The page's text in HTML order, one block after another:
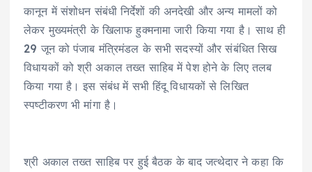
कानून में संशोधन संबंधी निर्देशों की अनदेखी और अन्य मामलों को
लेकर मुख्यमंत्री के खिलाफ हुक्मनामा जारी किया गया है। साथ ही
29 जून को पंजाब मंत्रिमंडल के सभी सदस्यों और संबंधित सिख
विधायकों को श्री अकाल तख्त साहिब में पेश होने के लिए तलब
किया गया है। इस संबंध में सभी हिंदू विधायकों से लिखित
स्पष्टीकरण भी मांगा है।
श्री अकाल तख्त साहिब पर हुई बैठक के बाद जत्थेदार ने कहा कि